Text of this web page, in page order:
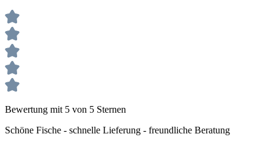
Bewertung mit 5 von 5 Sternen
Schöne Fische - schnelle Lieferung - freundliche Beratung